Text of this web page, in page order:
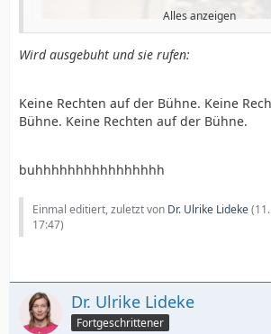
Alles anzeigen
Wird ausgebuht und sie rufen:
Keine Rechten auf der Bühne. Keine
Bühne. Keine Rechten auf der Bühne.
buhhhhhhhhhhhhhhhh
Einmal editiert, zuletzt von Dr. Ulrike Lideke(
17:47)
Dr. Ulrike Lideke
Fortgeschrittener